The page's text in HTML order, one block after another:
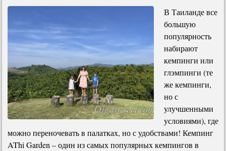
В Таиланде все
большую
популярность
набирают
кемпинги или
глэмпинги (те
же кемпинги,
но с
улучшенными
условиями), где
можно переночевать в палатках, но с удобствами! Кемпинг
AThi Garden – один из самых популярных кемпингов в